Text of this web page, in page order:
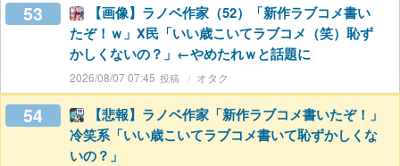
53
【画像】ラノベ作家（52）「新作ラブコメ書い
たぞ！ｗ」X民「いい歳こいてラブコメ（笑）恥ず
かしくないの？」←やめたれｗと話題に
2026/08/07 07:45 オタク
54
【悲報】ラノベ作家「新作ラブコメ書いたぞ！」
冷笑系「いい歳こいてラブコメ書いて恥ずかしくな
いの？」